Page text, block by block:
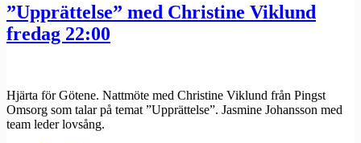
”Upprättelse” med Christine Viklund
fredag 22:00
Hjärta för Götene. Nattmöte med Christine Viklund från Pingst
Omsorg som talar på temat ”Upprättelse”. Jasmine Johansson med
team leder lovsång.